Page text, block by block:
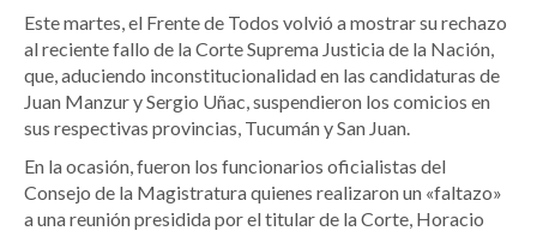
Este martes, el Frente de Todos volvió a mostrar su rechazo
al reciente fallo de la Corte Suprema Justicia de la Nación,
que, aduciendo inconstitucionalidad en las candidaturas de
Juan Manzur y Sergio Uñac, suspendieron los comicios en
sus respectivas provincias, Tucumán y San Juan.
En la ocasión, fueron los funcionarios oficialistas del
Consejo de la Magistratura quienes realizaron un «faltazo»
a una reunión presidida por el titular de la Corte, Horacio